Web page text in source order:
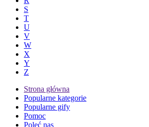
S
T
U
V
W
X
Y
Z
Strona główna
Popularne kategorie
Popularne gify
Pomoc
Poleć nas